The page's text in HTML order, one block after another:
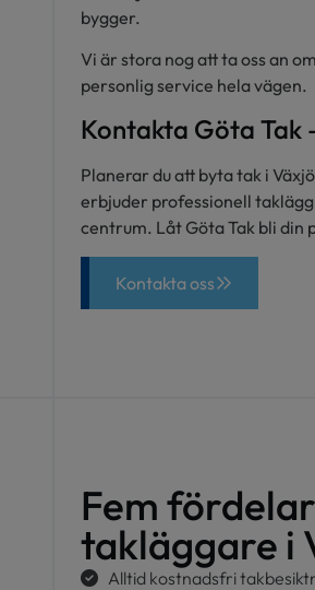
bygger.
Vi är stora nog att ta oss an
personlig service hela vägen.
Kontakta Göta Tak
Planerar du att byta tak i
erbjuder professionell
centrum. Låt Göta Tak bli din
Kontakta oss
Fem
takläggare i
Alltid kostnadsfri